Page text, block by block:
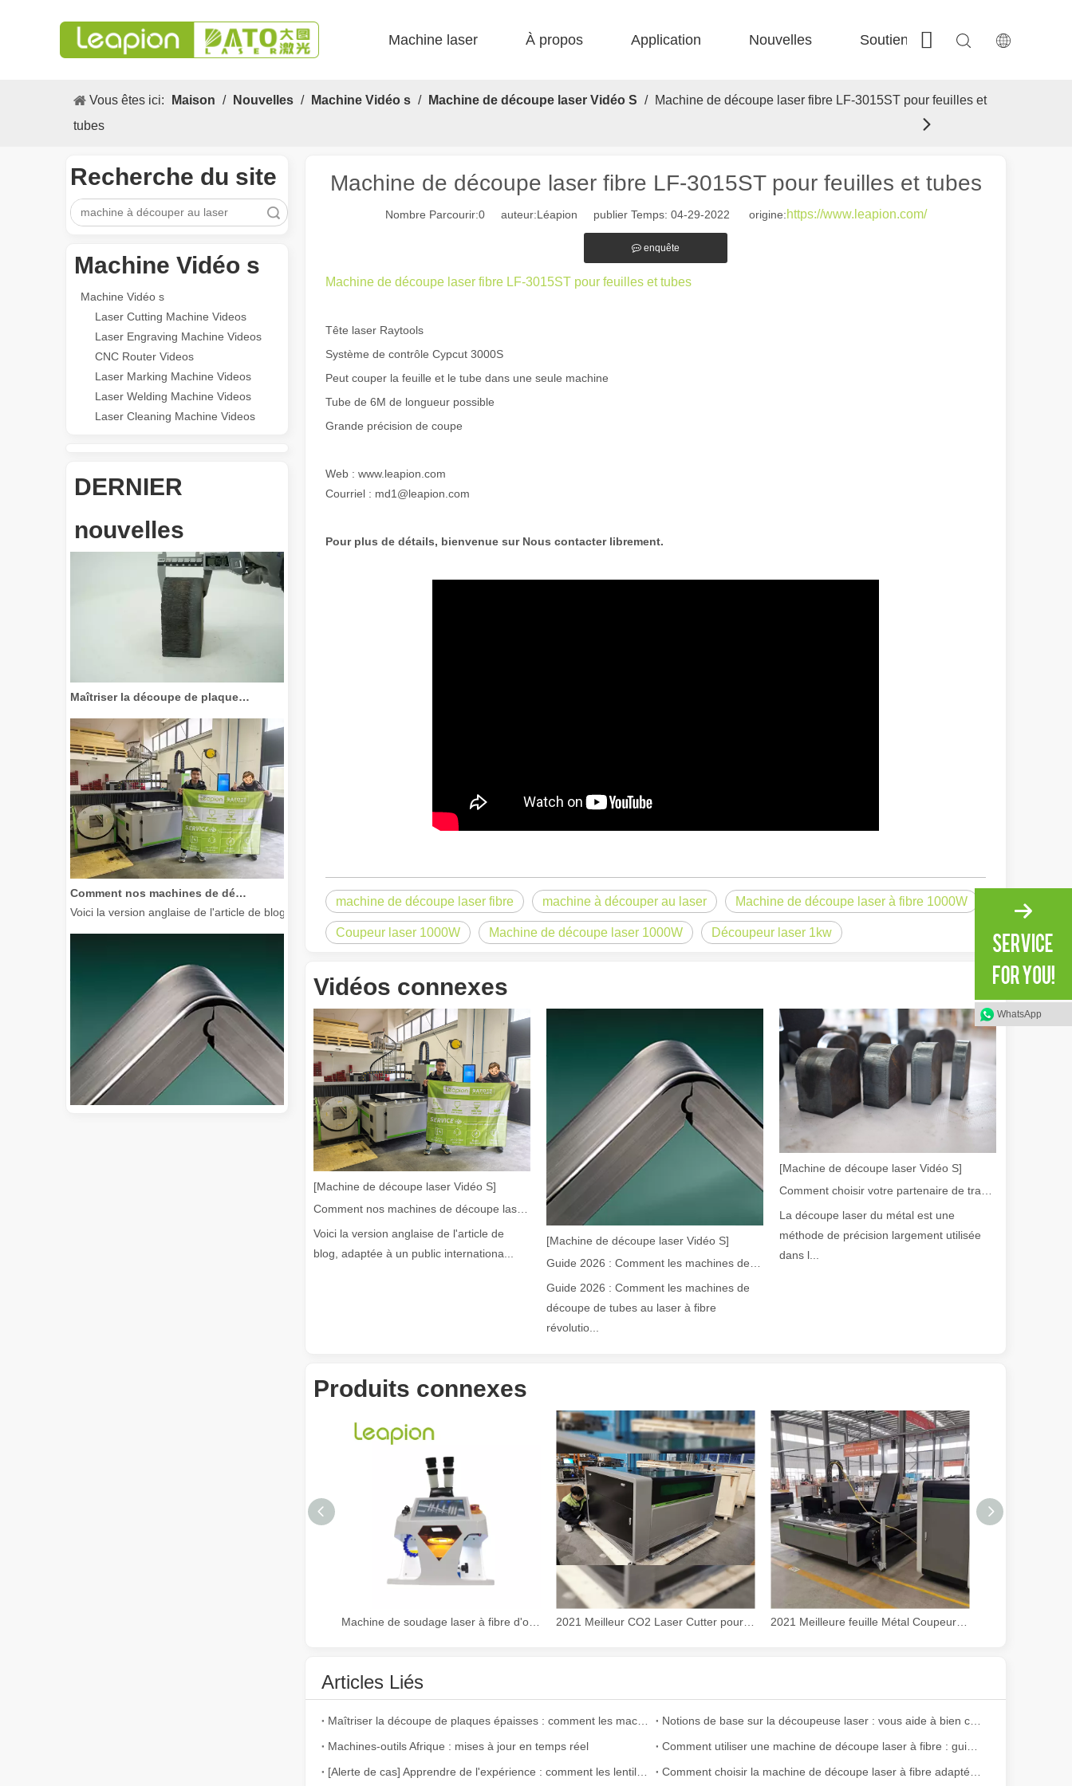
Machine laser À propos Application Nouvelles Soutien Contactez-nous
Vous êtes ici: Maison / Nouvelles / Machine Vidéo s / Machine de découpe laser Vidéo S / Machine de découpe laser fibre LF-3015ST pour feuilles et
tubes
Recherche du site
recherche
Machine Vidéo s
Machine Vidéo s
Laser Cutting Machine Videos
Laser Engraving Machine Videos
CNC Router Videos
Laser Marking Machine Videos
Laser Welding Machine Videos
Laser Cleaning Machine Videos
DERNIER
nouvelles
Les Application et les caractéristiques exceptionnelles des machines de marquage laser
Les caractéristiques polyvalentes Application et les caractéristiques exceptionnelles des machines de marquage laser Le paysage de fabrication et industriel moderne, les machines de
Maîtriser la découpe de plaques épaisses : comment les machines de découpe laser à fibre révolutionnent la fabrication
Comment nos machines de découpe laser renforcent la fabrication mexicaine
Voici la version anglaise de l'article de blog, adaptée à un public international tout en conservant le ton professionnel et inspirant de l'original. Briller à travers le Pacifique : comment nos machines
Guide 2026 : Comment les machines de découpe de tubes au laser à fibre révolutionnent la fabrication de tuyauxDans le monde en évolution rapide de la fabrication métallique, l'efficacité et la
La découpe laser du métal est une méthode de précision largement utilisée dans la fabrication du métal. Il peut couper une large gamme de matériaux avec une haute précision et peu de
Machine de découpe laser fibre LF-3015ST pour feuilles et tubes
Nombre Parcourir:0auteur:Léapion publier Temps: 04-29-2022 origine:https://www.leapion.com/
enquête
Machine de découpe laser fibre LF-3015ST pour feuilles et tubes
Tête laser Raytools
Système de contrôle Cypcut 3000S
Peut couper la feuille et le tube dans une seule machine
Tube de 6M de longueur possible
Grande précision de coupe
Web : www.leapion.com
Courriel : md1@leapion.com
Pour plus de détails, bienvenue sur Nous contacter librement.
machine de découpe laser fibre machine à découper au laser Machine de découpe laser à fibre 1000W
Coupeur laser 1000W Machine de découpe laser 1000W Découpeur laser 1kw
Vidéos connexes
[Machine de découpe laser Vidéo S]
Voici la version anglaise de l'article de
blog, adaptée à un public internationa...
[Machine de découpe laser Vidéo S]
Guide 2026 : Comment les machines de
découpe de tubes au laser à fibre
révolutio...
[Machine de découpe laser Vidéo S]
Comment choisir votre partenaire de travail : machine de découpe laser
La découpe laser du métal est une
méthode de précision largement utilisée
dans l...
Produits connexes
Articles Liés
Machines-outils Afrique : mises à jour en temps réel
WhatsApp